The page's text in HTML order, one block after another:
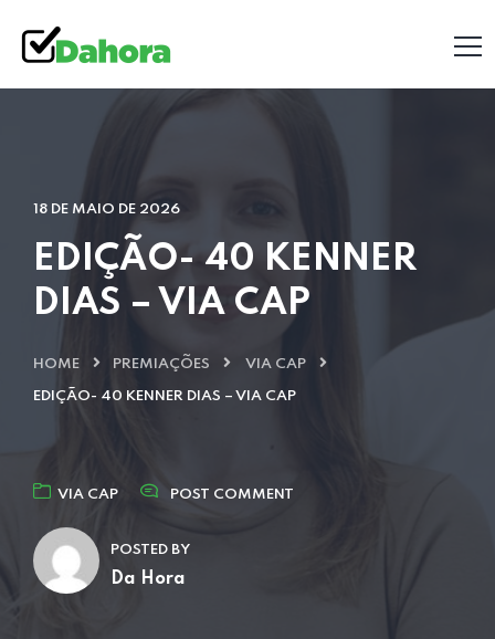
18 DE MAIO DE 2026
EDIÇÃO- 40 KENNER
DIAS – VIA CAP
HOME PREMIAÇÕES VIA CAP
EDIÇÃO- 40 KENNER DIAS – VIA CAP
VIA CAP POST COMMENT
POSTED BY
Da Hora